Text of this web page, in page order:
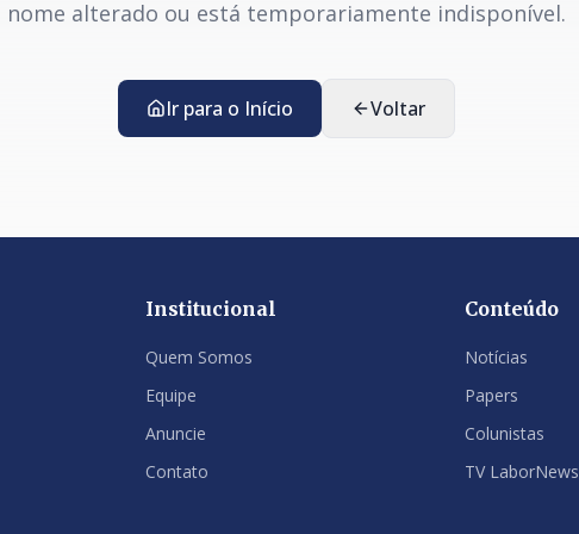
nome alterado ou está temporariamente indisponível.
Ir para o Início Voltar
Institucional
Quem Somos
Equipe
Anuncie
Contato
Conteúdo
Notícias
Papers
Colunistas
TV LaborNews